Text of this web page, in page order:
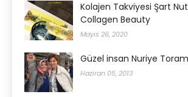
Kolajen Takviyesi Şart
Collagen Beauty
Mayıs 26, 2020
Güzel insan Nuriye
Haziran 05, 2013